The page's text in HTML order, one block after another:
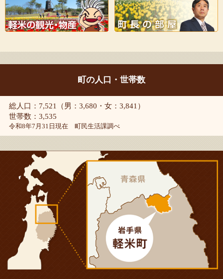
町の人口・世帯数
総人口：7,521（男：3,680・女：3,841）
世帯数：3,535
令和8年7月31日現在 町民生活課調べ